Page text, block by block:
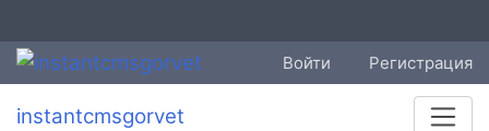
Войти Регистрация
instantcmsgorvet